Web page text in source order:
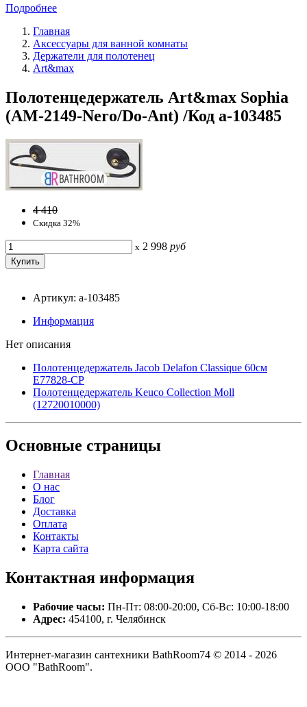
Подробнее
Главная
Аксессуары для ванной комнаты
Держатели для полотенец
Art&max
Полотенцедержатель Art&max Sophia
(AM-2149-Nero/Do-Ant) /Код a-103485
4 410
Скидка 32%
x 2 998 руб
Артикул: a-103485
Информация
Нет описания
Полотенцедержатель Jacob Delafon Classique 60см
E77828-CP
Полотенцедержатель Keuco Collection Moll
(12720010000)
Основные страницы
Главная
О нас
Блог
Доставка
Оплата
Контакты
Карта сайта
Контактная информация
Рабочие часы: Пн-Пт: 08:00-20:00, Сб-Вс: 10:00-18:00
Адрес: 454100, г. Челябинск
Интернет-магазин сантехники BathRoom74 © 2014 - 2026
ООО "BathRoom".